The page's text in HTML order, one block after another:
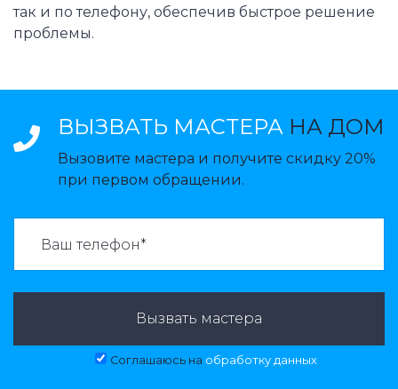
так и по телефону, обеспечив быстрое решение
проблемы.
ВЫЗВАТЬ МАСТЕРА НА ДОМ
Вызовите мастера и получите скидку 20%
при первом обращении.
Вызвать мастера
Соглашаюсь на обработку данных